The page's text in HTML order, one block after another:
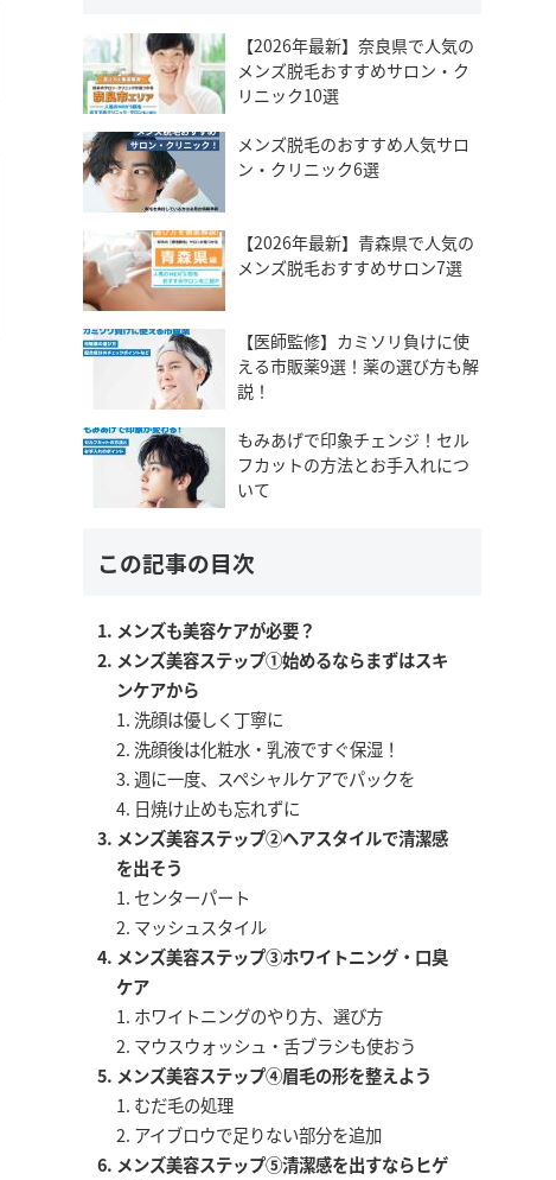
【2026年最新】奈良県で人気の
メンズ脱毛おすすめサロン・ク
リニック10選
メンズ脱毛のおすすめ人気サロ
ン・クリニック6選
【2026年最新】青森県で人気の
メンズ脱毛おすすめサロン7選
【医師監修】カミソリ負けに使
える市販薬9選！薬の選び方も解
説！
もみあげで印象チェンジ！セル
フカットの方法とお手入れにつ
いて
この記事の目次
メンズも美容ケアが必要？
メンズ美容ステップ①始めるならまずはスキ
ンケアから
洗顔は優しく丁寧に
洗顔後は化粧水・乳液ですぐ保湿！
週に一度、スペシャルケアでパックを
日焼け止めも忘れずに
メンズ美容ステップ②ヘアスタイルで清潔感
を出そう
センターパート
マッシュスタイル
メンズ美容ステップ③ホワイトニング・口臭
ケア
ホワイトニングのやり方、選び方
マウスウォッシュ・舌ブラシも使おう
メンズ美容ステップ④眉毛の形を整えよう
むだ毛の処理
アイブロウで足りない部分を追加
メンズ美容ステップ⑤清潔感を出すならヒゲ